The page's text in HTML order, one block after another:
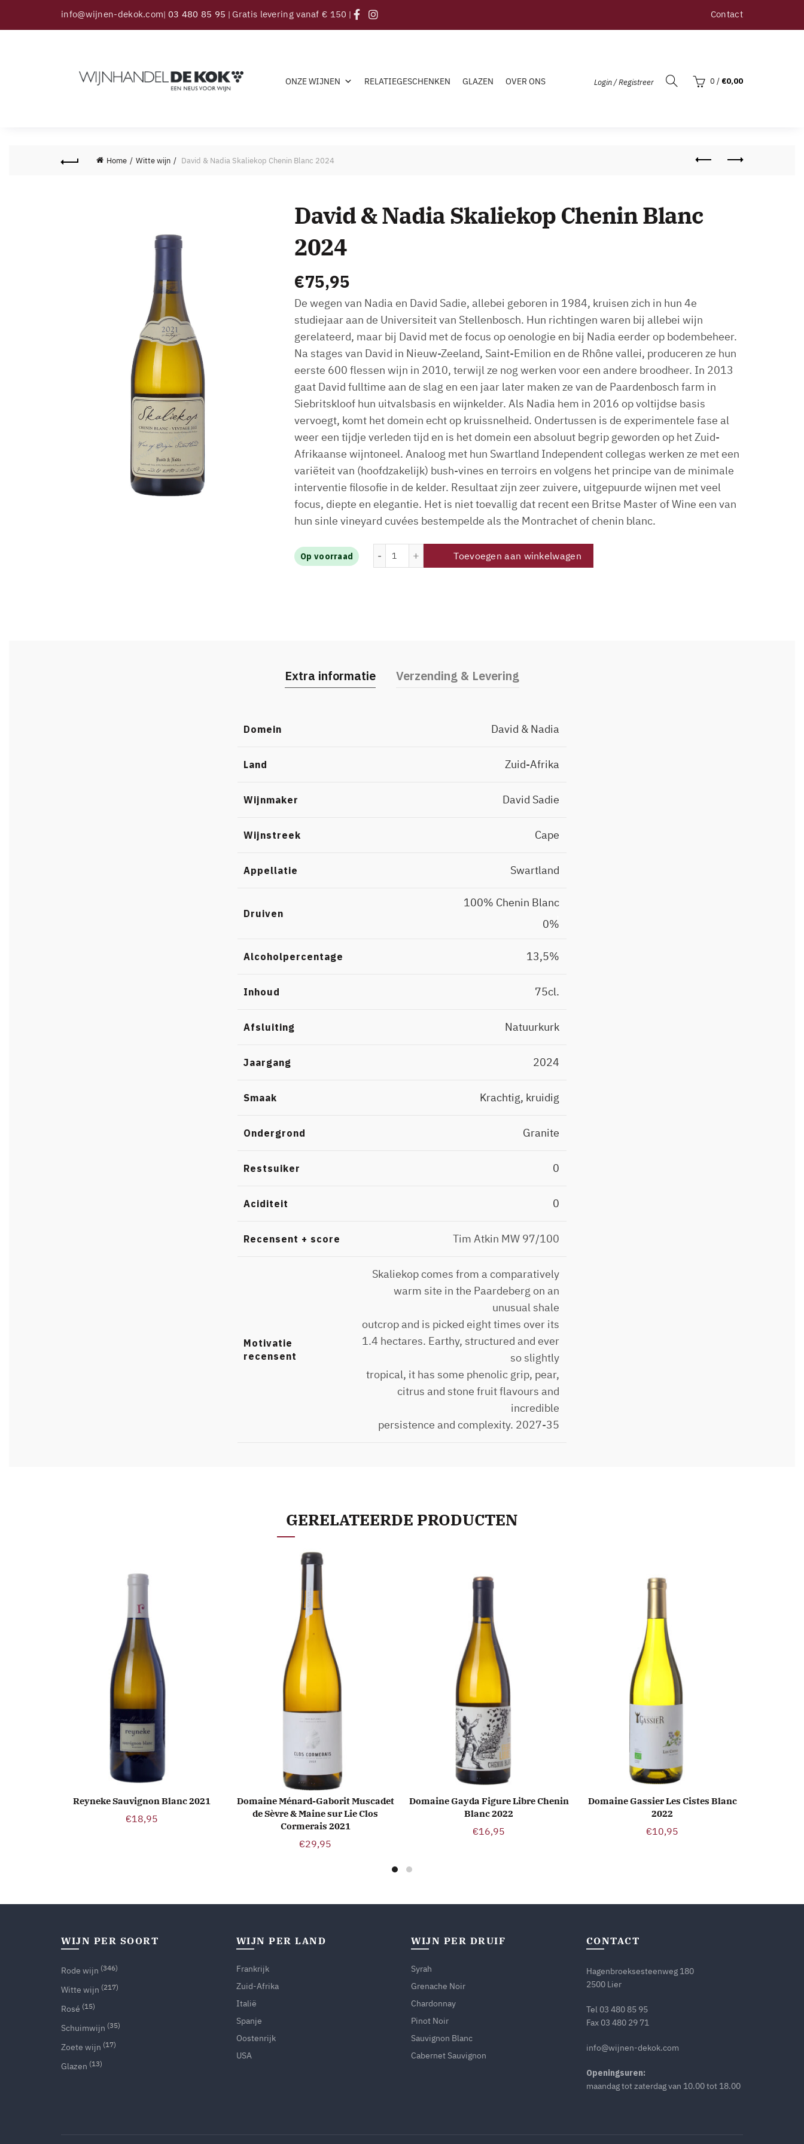
info@wijnen-dekok.com| 03 480 85 95 | Gratis levering vanaf € 150 | Contact
ONZE WIJNEN RELATIEGESCHENKEN GLAZEN OVER ONS Login / Registreer 0 / €0,00
Home Witte wijn David & Nadia Skaliekop Chenin Blanc 2024
David & Nadia Skaliekop Chenin Blanc
2024
€75,95
De wegen van Nadia en David Sadie, allebei geboren in 1984, kruisen zich in hun 4e
studiejaar aan de Universiteit van Stellenbosch. Hun richtingen waren bij allebei wijn
gerelateerd, maar bij David met de focus op oenologie en bij Nadia eerder op bodembeheer.
Na stages van David in Nieuw-Zeeland, Saint-Emilion en de Rhône vallei, produceren ze hun
eerste 600 flessen wijn in 2010, terwijl ze nog werken voor een andere broodheer. In 2013
gaat David fulltime aan de slag en een jaar later maken ze van de Paardenbosch farm in
Siebritskloof hun uitvalsbasis en wijnkelder. Als Nadia hem in 2016 op voltijdse basis
vervoegt, komt het domein echt op kruissnelheid. Ondertussen is de experimentele fase al
weer een tijdje verleden tijd en is het domein een absoluut begrip geworden op het Zuid-
Afrikaanse wijntoneel. Analoog met hun Swartland Independent collegas werken ze met een
variëteit van (hoofdzakelijk) bush-vines en terroirs en volgens het principe van de minimale
interventie filosofie in de kelder. Resultaat zijn zeer zuivere, uitgepuurde wijnen met veel
focus, diepte en elegantie. Het is niet toevallig dat recent een Britse Master of Wine een van
hun sinle vineyard cuvées bestempelde als the Montrachet of chenin blanc.
Op voorraad
David & Nadia Skaliekop Chenin Blanc 2024 aantal
Toevoegen aan winkelwagen
Extra informatie Verzending & Levering
Domein David & Nadia
Land Zuid-Afrika
Wijnmaker David Sadie
Wijnstreek Cape
Appellatie Swartland
Druiven
0%
100% Chenin Blanc
Alcoholpercentage 13,5%
Inhoud 75cl.
Afsluiting Natuurkurk
Jaargang 2024
Smaak Krachtig, kruidig
Ondergrond Granite
Restsuiker 0
Aciditeit 0
Recensent + score Tim Atkin MW 97/100
Motivatie
recensent
Skaliekop comes from a comparatively
warm site in the Paardeberg on an
unusual shale
outcrop and is picked eight times over its
1.4 hectares. Earthy, structured and ever
so slightly
tropical, it has some phenolic grip, pear,
citrus and stone fruit flavours and
incredible
persistence and complexity. 2027-35
GERELATEERDE PRODUCTEN
TOEVOEGEN AAN WINKELWAGEN
Reyneke Sauvignon Blanc 2021
€18,95
TOEVOEGEN AAN WINKELWAGEN
Domaine Ménard-Gaborit Muscadet
de Sèvre & Maine sur Lie Clos
Cormerais 2021
€29,95
TOEVOEGEN AAN WINKELWAGEN
Domaine Gayda Figure Libre Chenin
Blanc 2022
€16,95
TOEVOEGEN AAN WINKELWAGEN
Domaine Gassier Les Cistes Blanc
2022
€10,95
WIJN PER SOORT
Rode wijn (346)
Witte wijn (217)
Rosé (15)
Schuimwijn (35)
Zoete wijn (17)
Glazen (13)
WIJN PER LAND
Frankrijk
Zuid-Afrika
Italië
Spanje
Oostenrijk
USA
WIJN PER DRUIF
Syrah
Grenache Noir
Chardonnay
Pinot Noir
Sauvignon Blanc
Cabernet Sauvignon
CONTACT
Hagenbroeksesteenweg 180
2500 Lier
Tel 03 480 85 95
Fax 03 480 29 71
info@wijnen-dekok.com
Openingsuren:
maandag tot zaterdag van 10.00 tot 18.00